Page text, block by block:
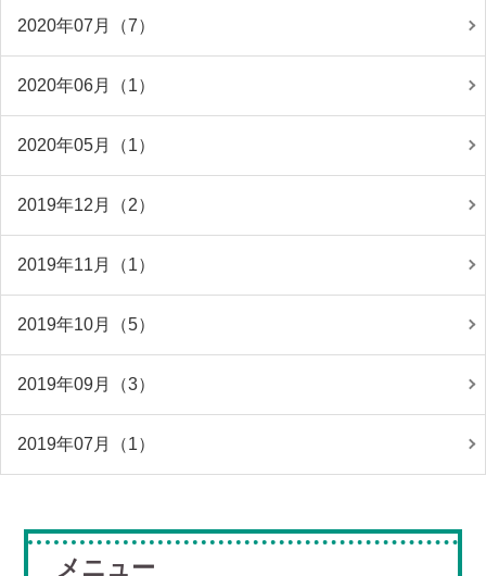
2020年07月（7）
2020年06月（1）
2020年05月（1）
2019年12月（2）
2019年11月（1）
2019年10月（5）
2019年09月（3）
2019年07月（1）
メニュー